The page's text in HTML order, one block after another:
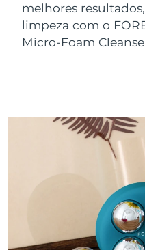
melhores
limpeza com o
Micro-Foam